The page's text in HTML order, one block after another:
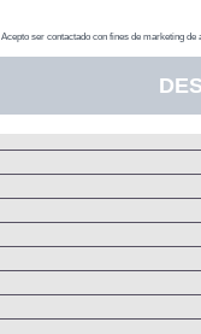
Acepto ser contactado con fines de marketing de